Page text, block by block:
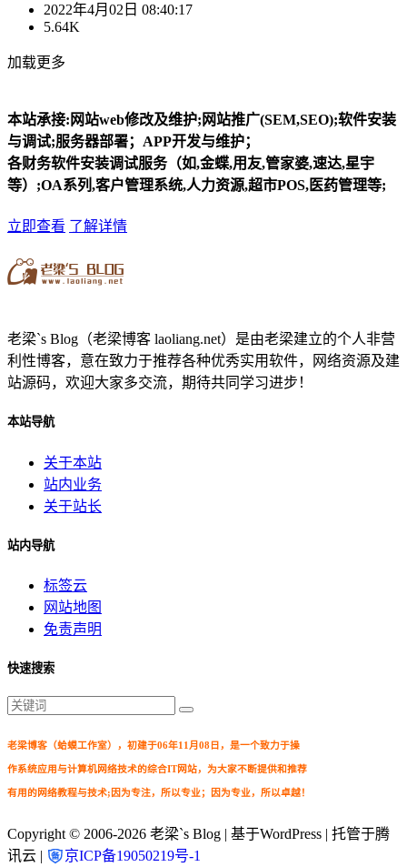
2022年4月02日 08:40:17
5.64K
加载更多
本站承接:网站web修改及维护;网站推广(SEM,SEO);软件安装
与调试;服务器部署；APP开发与维护；
各财务软件安装调试服务（如,金蝶,用友,管家婆,速达,星宇
等）;OA系列,客户管理系统,人力资源,超市POS,医药管理等;
立即查看 了解详情
老梁`s Blog（老梁博客 laoliang.net）是由老梁建立的个人非营
利性博客，意在致力于推荐各种优秀实用软件，网络资源及建
站源码，欢迎大家多交流，期待共同学习进步！
本站导航
关于本站
站内业务
关于站长
站内导航
标签云
网站地图
免责声明
快速搜索
老梁博客（蛤蟆工作室），初建于06年11月08日，是一个致力于操
作系统应用与计算机网络技术的综合IT网站，为大家不断提供和推荐
有用的网络教程与技术;因为专注，所以专业；因为专业，所以卓越！
Copyright © 2006-2026 老梁`s Blog | 基于WordPress | 托管于腾
讯云 |
京ICP备19050219号-1